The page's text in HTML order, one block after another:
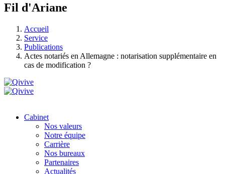
Fil d'Ariane
Accueil
Service
Publications
Actes notariés en Allemagne : notarisation supplémentaire en
cas de modification ?
Cabinet
Nos valeurs
Notre équipe
Carrière
Nos bureaux
Partenaires
Actualités